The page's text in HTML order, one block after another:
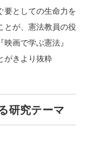
要としての生命力を
とが、憲法教員の役
画で学ぶ憲法』
がきより抜粋
研究テーマ